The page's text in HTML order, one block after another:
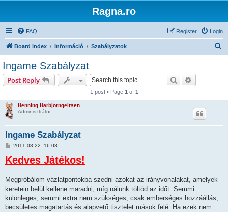
Ragna.ro
FAQ Login
Register
Board index Információ Szabályzatok
Ingame Szabályzat
Post Reply Search
1 post • Page 1 of 1
Henning Harbjorngeirsen
Adminisztrátor
Ingame Szabályzat
P
s
t
2011.08.22. 16:08
Kedves Játékos!
Megpróbálom vázlatpontokba szedni azokat az irányvonalakat, amelyek
keretein belül kellene maradni, míg nálunk töltöd az időt. Semmi
különleges, semmi extra nem szükséges, csak emberséges hozzáállás,
becsületes magatartás és alapvető tisztelet mások felé. Ha ezek nem